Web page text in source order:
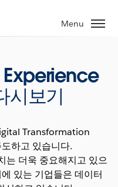
Menu
시보기
Transformation
하고 있습니다.
는 더욱 중요해지고 있으
있는 기업들은 데이터